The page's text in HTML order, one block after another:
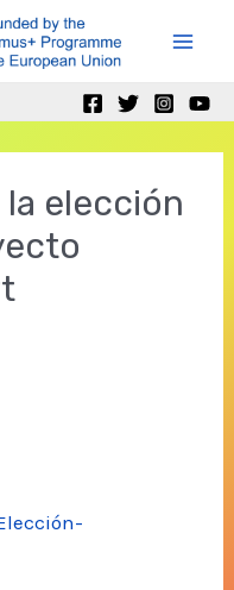
elección